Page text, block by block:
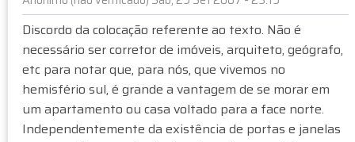
Discordo da colocação referente ao texto. Não é
necessário ser corretor de imóveis, arquiteto, geógrafo,
etc para notar que, para nós, que vivemos no
hemisfério sul, é grande a vantagem de se morar em
um apartamento ou casa voltado para a face norte.
Independentemente da existência de portas e janelas